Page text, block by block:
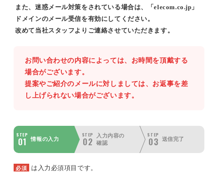
また、迷惑メール対策をされている場合は、「elecom.co.jp」
ドメインのメール受信を有効にしてください。
改めて当社スタッフよりご連絡させていただきます。
お問い合わせの内容によっては、お時間を頂戴する
場合がございます。
提案やご紹介のメールに対しましては、お返事を差
し上げられない場合がございます。
STEP
01 情報の入力
STEP
02
入力内容の
確認
STEP
03 送信完了
必須 は入力必須項目です。